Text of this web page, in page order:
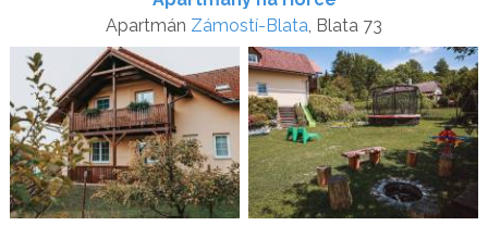
Apartmán Zámostí-Blata , Blata 73